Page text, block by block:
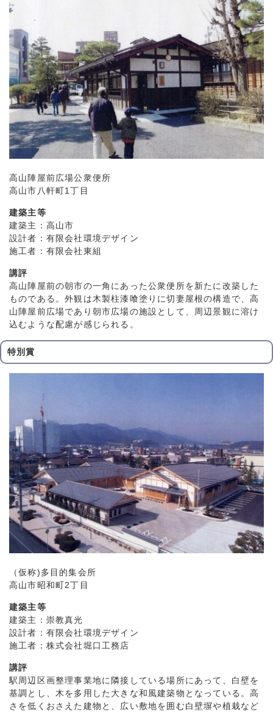
高山陣屋前広場公衆便所
高山市八軒町1丁目
建築主等
建築主：高山市
設計者：有限会社環境デザイン
施工者：有限会社東組
講評
高山陣屋前の朝市の一角にあった公衆便所を新たに改築した
ものである。外観は木製柱漆喰塗りに切妻屋根の構造で、高
山陣屋前広場であり朝市広場の施設として、周辺景観に溶け
込むような配慮が感じられる。
特別賞
（仮称)多目的集会所
高山市昭和町2丁目
建築主等
建築主：崇教真光
設計者：有限会社環境デザイン
施工者：株式会社堀口工務店
講評
駅周辺区画整理事業地に隣接している場所にあって、白壁を
基調とし、木を多用した大きな和風建築物となっている。高
さを低くおさえた建物と、広い敷地を囲む白壁塀や植栽など